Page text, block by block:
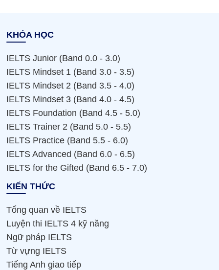
KHÓA HỌC
IELTS Junior (Band 0.0 - 3.0)
IELTS Mindset 1 (Band 3.0 - 3.5)
IELTS Mindset 2 (Band 3.5 - 4.0)
IELTS Mindset 3 (Band 4.0 - 4.5)
IELTS Foundation (Band 4.5 - 5.0)
IELTS Trainer 2 (Band 5.0 - 5.5)
IELTS Practice (Band 5.5 - 6.0)
IELTS Advanced (Band 6.0 - 6.5)
IELTS for the Gifted (Band 6.5 - 7.0)
KIẾN THỨC
Tổng quan về IELTS
Luyện thi IELTS 4 kỹ năng
Ngữ pháp IELTS
Từ vựng IELTS
Tiếng Anh giao tiếp